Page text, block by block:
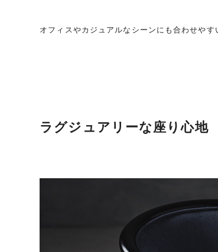
オフィスやカジュアルなシーンにも合わせやす
ラグジュアリーな座り心地